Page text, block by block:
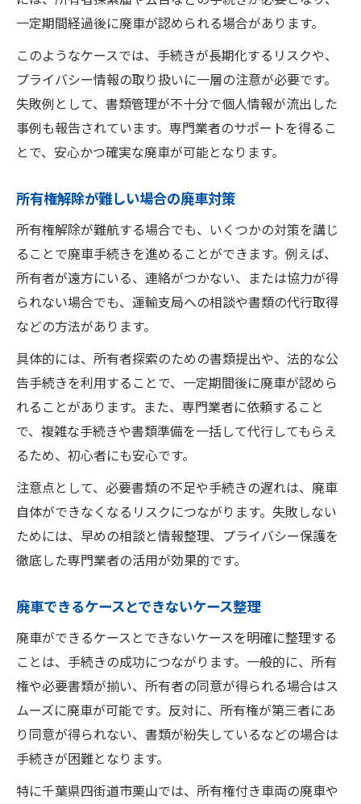
一定期間経過後に廃車が認められる場合があります。
このようなケースでは、手続きが長期化するリスクや、
プライバシー情報の取り扱いに一層の注意が必要です。
失敗例として、書類管理が不十分で個人情報が流出した
事例も報告されています。専門業者のサポートを得るこ
とで、安心かつ確実な廃車が可能となります。
所有権解除が難しい場合の廃車対策
所有権解除が難航する場合でも、いくつかの対策を講じ
ることで廃車手続きを進めることができます。例えば、
所有者が遠方にいる、連絡がつかない、または協力が得
られない場合でも、運輸支局への相談や書類の代行取得
などの方法があります。
具体的には、所有者探索のための書類提出や、法的な公
告手続きを利用することで、一定期間後に廃車が認めら
れることがあります。また、専門業者に依頼すること
で、複雑な手続きや書類準備を一括して代行してもらえ
るため、初心者にも安心です。
注意点として、必要書類の不足や手続きの遅れは、廃車
自体ができなくなるリスクにつながります。失敗しない
ためには、早めの相談と情報整理、プライバシー保護を
徹底した専門業者の活用が効果的です。
廃車できるケースとできないケース整理
廃車ができるケースとできないケースを明確に整理する
ことは、手続きの成功につながります。一般的に、所有
権や必要書類が揃い、所有者の同意が得られる場合はス
ムーズに廃車が可能です。反対に、所有権が第三者にあ
り同意が得られない、書類が紛失しているなどの場合は
手続きが困難となります。
特に千葉県四街道市栗山では、所有権付き車両の廃車や